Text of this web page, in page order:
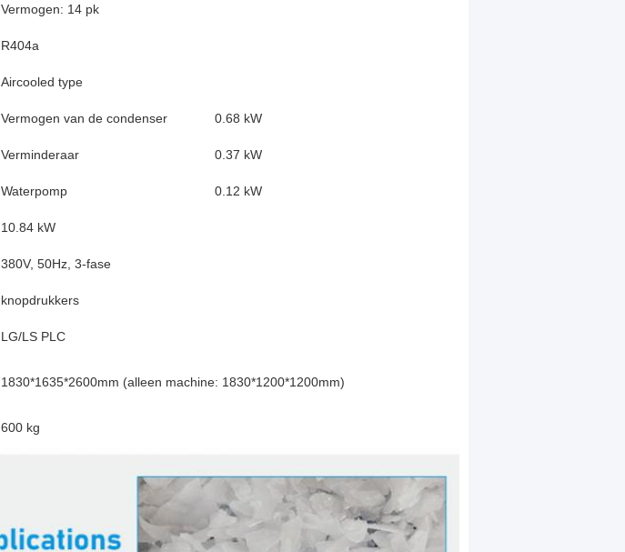
Vermogen: 14 pk
R404a
Aircooled type
Vermogen van de condenser 0.68 kW
Verminderaar 0.37 kW
Waterpomp 0.12 kW
10.84 kW
380V, 50Hz, 3-fase
knopdrukkers
LG/LS PLC
1830*1635*2600mm (alleen machine: 1830*1200*1200mm)
600 kg